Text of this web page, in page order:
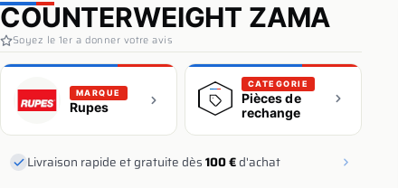
COUNTERWEIGHT ZAMA
Soyez le 1er a donner votre avis
MARQUE
Rupes
CATEGORIE
Pièces de
rechange
Livraison rapide et gratuite dès100 €d'achat